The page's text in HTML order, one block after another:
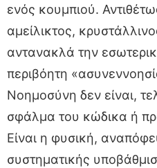
ενός κουμπιού.
αμείλικτος,
αντανακλά την
περιβόητη
Νοημοσύνη δεν είναι,
σφάλμα του κώδικα ή
Είναι η φυσική,
συστηματικής